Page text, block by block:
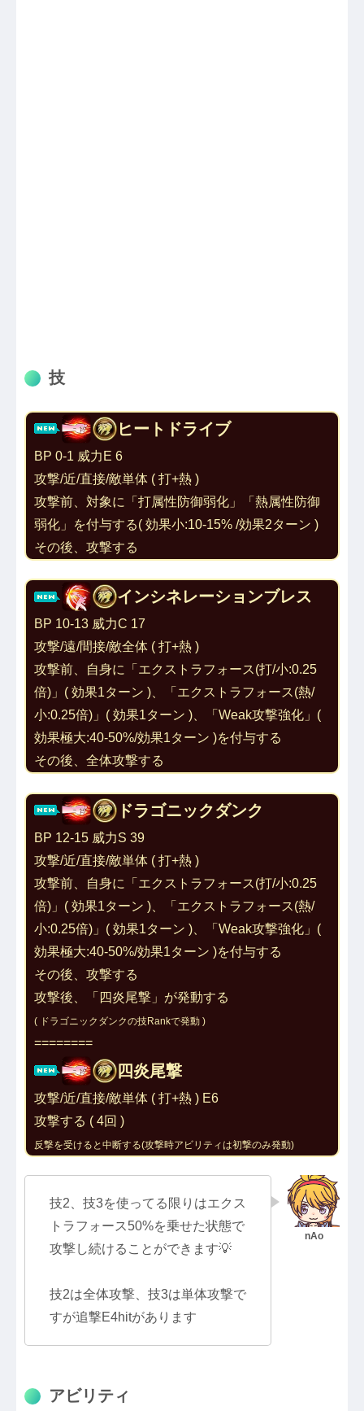
技
ヒートドライブ
BP 0-1 威力E 6
攻撃/近/直接/敵単体 ( 打+熱 )
攻撃前、対象に「 打属性防御弱化 」「 熱属性防御
弱化 」を付与する( 効果小:10-15% /効果2ターン )
その後、攻撃する
インシネレーションブレス
BP 10-13 威力C 17
攻撃/遠/間接/敵全体 ( 打+熱 )
攻撃前、自身に「 エクストラフォース(打/小:0.25
倍) 」( 効果1ターン )、「 エクストラフォース(熱/
小:0.25倍) 」( 効果1ターン )、「 Weak攻撃強化 」(
効果極大:40-50%/効果1ターン )を付与する
その後、全体攻撃する
ドラゴニックダンク
BP 12-15 威力S 39
攻撃/近/直接/敵単体 ( 打+熱 )
攻撃前、自身に「 エクストラフォース(打/小:0.25
倍) 」( 効果1ターン )、「 エクストラフォース(熱/
小:0.25倍) 」( 効果1ターン )、「 Weak攻撃強化 」(
効果極大:40-50%/効果1ターン )を付与する
その後、攻撃する
攻撃後、「 四炎尾撃 」が発動する
( ドラゴニックダンクの技Rankで発動 )
========
四炎尾撃
攻撃/近/直接/敵単体 ( 打+熱 ) E6
攻撃する ( 4回 )
反撃を受けると中断する(攻撃時アビリティは初撃のみ発動)
技2、技3を使ってる限りはエクス
トラフォース50%を乗せた状態で
攻撃し続けることができます💡
技2は全体攻撃、技3は単体攻撃で
すが追撃E4hitがあります
アビリティ